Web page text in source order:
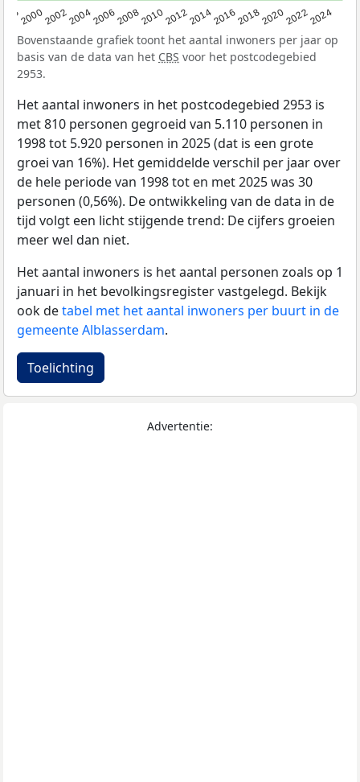
2000200220042006200820102012201420162018202020222024
Bovenstaande grafiek toont het aantal inwoners per jaar op
basis van de data van het CBS voor het postcodegebied
2953.
Het aantal inwoners in het postcodegebied 2953 is
met 810 personen gegroeid van 5.110 personen in
1998 tot 5.920 personen in 2025 (dat is een grote
groei van 16%). Het gemiddelde verschil per jaar over
de hele periode van 1998 tot en met 2025 was 30
personen (0,56%). De ontwikkeling van de data in de
tijd volgt een licht stijgende trend: De cijfers groeien
meer wel dan niet.
Het aantal inwoners is het aantal personen zoals op 1
januari in het bevolkingsregister vastgelegd. Bekijk
ook detabel met het aantal inwoners per buurt in de
gemeente Alblasserdam.
Toelichting
Advertentie: